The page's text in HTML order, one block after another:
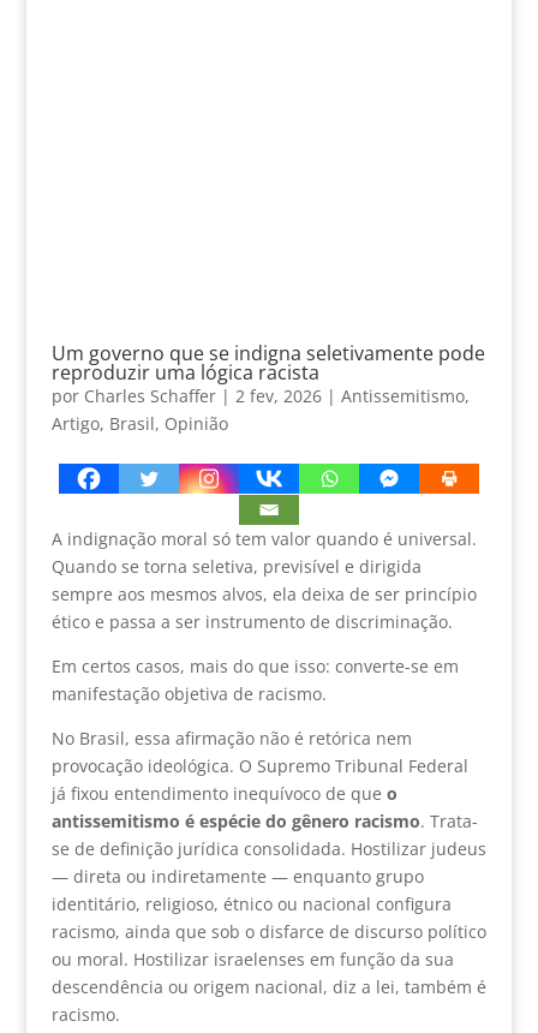
Um governo que se indigna seletivamente pode
reproduzir uma lógica racista
por Charles Schaffer| 2 fev, 2026| Antissemitismo,
Artigo, Brasil, Opinião
A indignação moral só tem valor quando é universal.
Quando se torna seletiva, previsível e dirigida
sempre aos mesmos alvos, ela deixa de ser princípio
ético e passa a ser instrumento de discriminação.
Em certos casos, mais do que isso: converte-se em
manifestação objetiva de racismo.
No Brasil, essa afirmação não é retórica nem
provocação ideológica. O Supremo Tribunal Federal
já fixou entendimento inequívoco de que o
antissemitismo é espécie do gênero racismo. Trata-
se de definição jurídica consolidada. Hostilizar judeus
— direta ou indiretamente — enquanto grupo
identitário, religioso, étnico ou nacional configura
racismo, ainda que sob o disfarce de discurso político
ou moral. Hostilizar israelenses em função da sua
descendência ou origem nacional, diz a lei, também é
racismo.